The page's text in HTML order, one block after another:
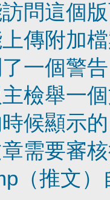
問這個
傳附加
一個警
檢舉一
候顯示
需要審
（推文